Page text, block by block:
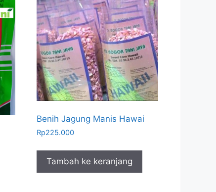
Benih Jagung Manis Hawai
Rp225.000
Tambah ke keranjang